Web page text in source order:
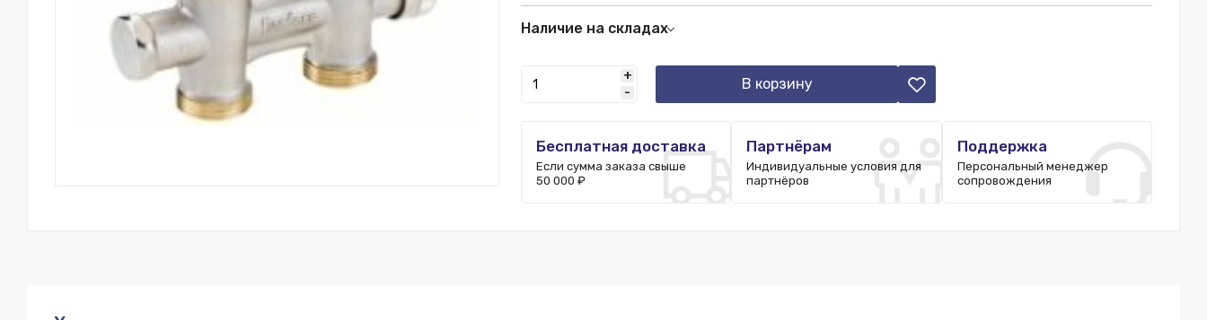
Наличие на складах
+
-
В корзину
Бесплатная доставка
Если сумма заказа свыше
50 000 ₽
Партнёрам
Индивидуальные условия для
партнёров
Поддержка
Персональный менеджер
сопровождения